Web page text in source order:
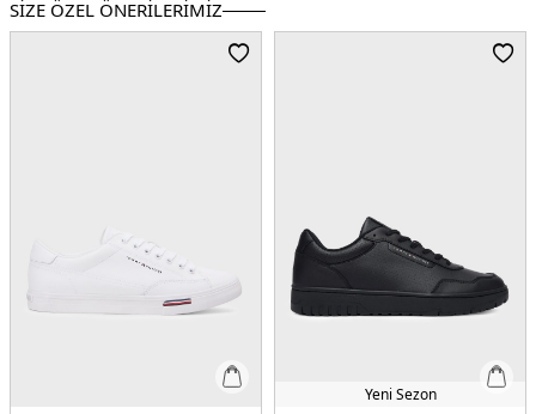
SİZE ÖZEL ÖNERİLERİMİZ
Yeni Sezon